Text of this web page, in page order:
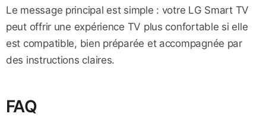
Le message principal est simple : votre LG Smart TV
peut offrir une expérience TV plus confortable si elle
est compatible, bien préparée et accompagnée par
des instructions claires.
FAQ